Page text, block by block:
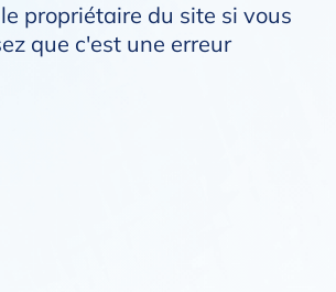
propriétaire du site si vous
que c'est une erreur